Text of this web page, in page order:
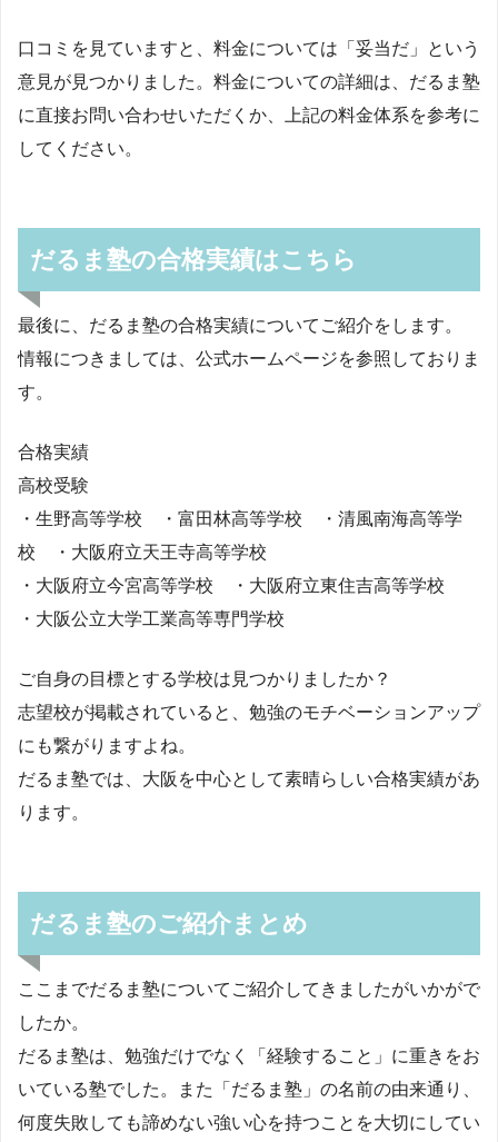
口コミを見ていますと、料金については「妥当だ」という
意見が見つかりました。料金についての詳細は、だるま塾
に直接お問い合わせいただくか、上記の料金体系を参考に
してください。
だるま塾の合格実績はこちら
最後に、だるま塾の合格実績についてご紹介をします。
情報につきましては、公式ホームページを参照しておりま
す。
合格実績
高校受験
・生野高等学校 ・富田林高等学校 ・清風南海高等学
校 ・大阪府立天王寺高等学校
・大阪府立今宮高等学校 ・大阪府立東住吉高等学校
・大阪公立大学工業高等専門学校
ご自身の目標とする学校は見つかりましたか？
志望校が掲載されていると、勉強のモチベーションアップ
にも繋がりますよね。
だるま塾では、大阪を中心として素晴らしい合格実績があ
ります。
だるま塾のご紹介まとめ
ここまでだるま塾についてご紹介してきましたがいかがで
したか。
だるま塾は、勉強だけでなく「経験すること」に重きをお
いている塾でした。また「だるま塾」の名前の由来通り、
何度失敗しても諦めない強い心を持つことを大切にしてい